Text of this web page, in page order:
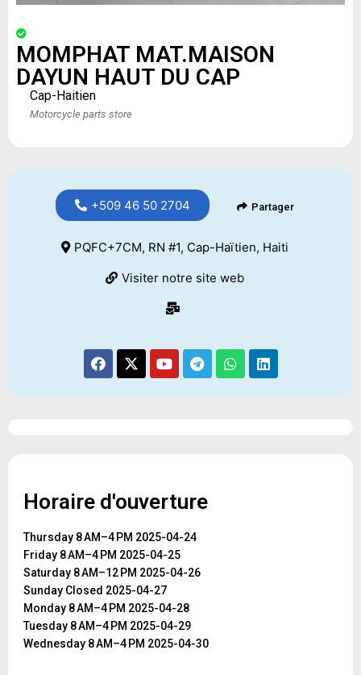
MOMPHAT MAT.MAISON
DAYUN HAUT DU CAP
Cap-Haitien
Motorcycle parts store
+509 46 50 2704 Partager
PQFC+7CM, RN #1, Cap-Haïtien, Haiti
Visiter notre site web
Horaire d'ouverture
Thursday 8 AM–4 PM 2025-04-24
Friday 8 AM–4 PM 2025-04-25
Saturday 8 AM–12 PM 2025-04-26
Sunday Closed 2025-04-27
Monday 8 AM–4 PM 2025-04-28
Tuesday 8 AM–4 PM 2025-04-29
Wednesday 8 AM–4 PM 2025-04-30